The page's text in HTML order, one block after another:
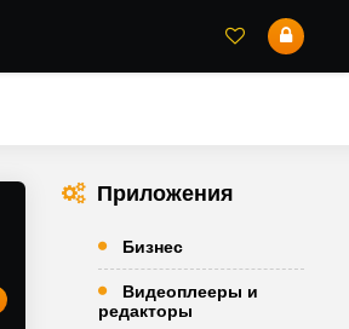
Приложения
Бизнес
Видеоплееры и
редакторы